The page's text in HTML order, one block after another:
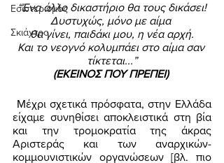
Εσωτερισμός
Σκιάχτρο
“Ένα άλλο δικαστήριο θα τους δικάσει!
Δυστυχώς, μόνο με αίμα
θα γίνει, παιδάκι μου, η νέα αρχή.
Και το νεογνό κολυμπάει στο αίμα σαν
τίκτεται...”
(ΕΚΕΙΝΟΣ ΠΟΥ ΠΡΕΠΕΙ)
είχαμε συνηθίσει αποκλειστικά στη βία
και την τρομοκρατία της άκρας
Αριστεράς και των αναρχικών-
κομμουνιστικών οργανώσεων [βλ. πιο